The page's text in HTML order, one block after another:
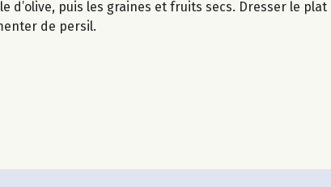
d’olive, puis les graines et fruits secs. Dresser le
de persil.